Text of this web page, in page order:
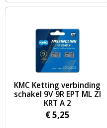
KMC Ketting verbinding
schakel 9V 9R EPT ML ZI
KRT A 2
€5,25